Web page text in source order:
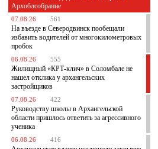
Архоблсобрание
07.08.26 561
На въезде в Северодвинск пообещали
избавить водителей от многокилометровых
пробок
06.08.26 555
Жилищный «КРТ-клич» в Соломбале не
нашел отклика у архангельских
застройщиков
07.08.26 422
Руководству школы в Архангельской
области пришлось ответить за агрессивного
ученика
06.08.26 416